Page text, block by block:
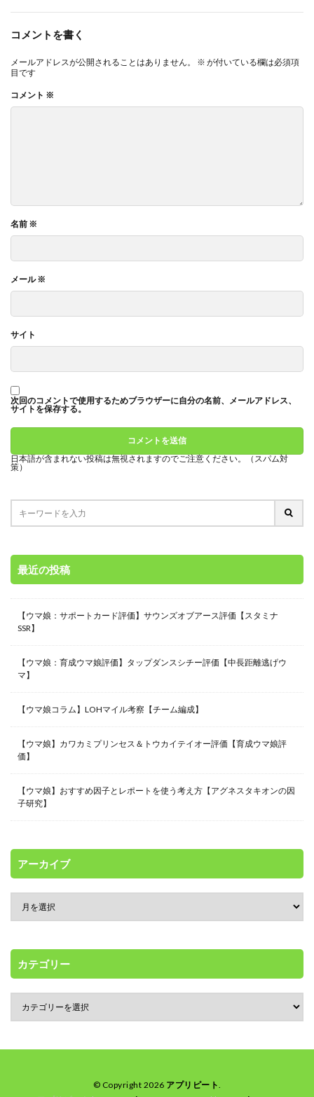
コメントを書く
メールアドレスが公開されることはありません。 ※ が付いている欄は必須項
目です
コメント ※
名前 ※
メール※
サイト
次回のコメントで使用するためブラウザーに自分の名前、メールアドレス、
サイトを保存する。
日本語が含まれない投稿は無視されますのでご注意ください。（スパム対
策）
最近の投稿
【ウマ娘：サポートカード評価】サウンズオブアース評価【スタミナ
SSR】
【ウマ娘：育成ウマ娘評価】タップダンスシチー評価【中長距離逃げウ
マ】
【ウマ娘コラム】LOHマイル考察【チーム編成】
【ウマ娘】カワカミプリンセス＆トウカイテイオー評価【育成ウマ娘評
価】
【ウマ娘】おすすめ因子とレポートを使う考え方【アグネスタキオンの因
子研究】
アーカイブ
カテゴリー
© Copyright 2026 アプリピート.